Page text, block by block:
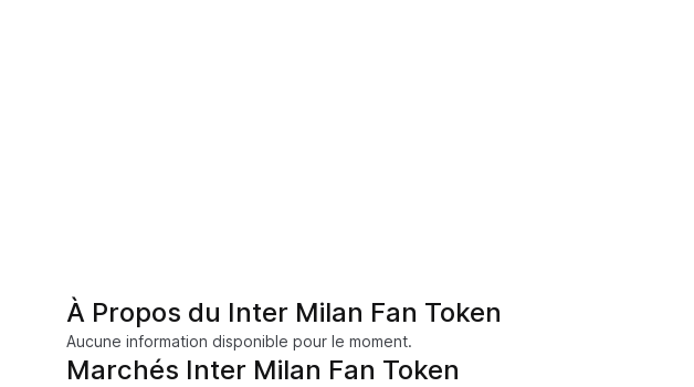
À Propos du Inter Milan Fan Token
Aucune information disponible pour le moment.
Marchés Inter Milan Fan Token